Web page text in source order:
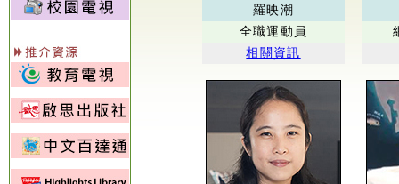
羅映潮
全職運動員
相關資訊